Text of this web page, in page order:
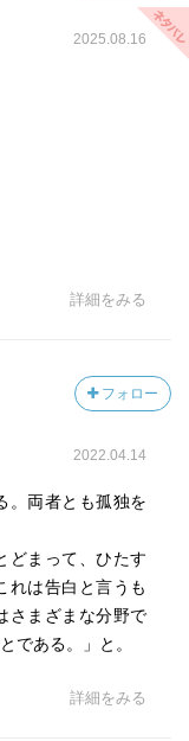
2025.08.16
詳細をみる
フォロー
2022.04.14
。両者とも孤独を
どまって、ひたす
れは告白と言うも
さまざまな分野で
である。」と。
詳細をみる